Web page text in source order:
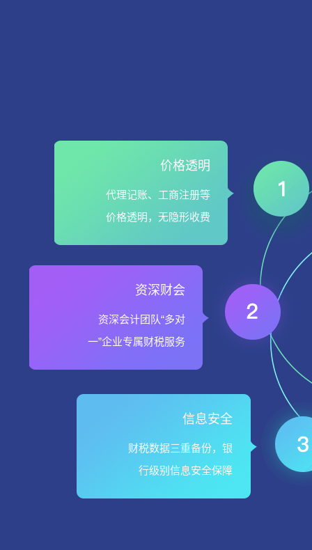
价格透明
代理记账、工商注册等
价格透明，无隐形收费
资深财会
资深会计团队“多对
一”企业专属财税服务
信息安全
财税数据三重备份，银
行级别信息安全保障